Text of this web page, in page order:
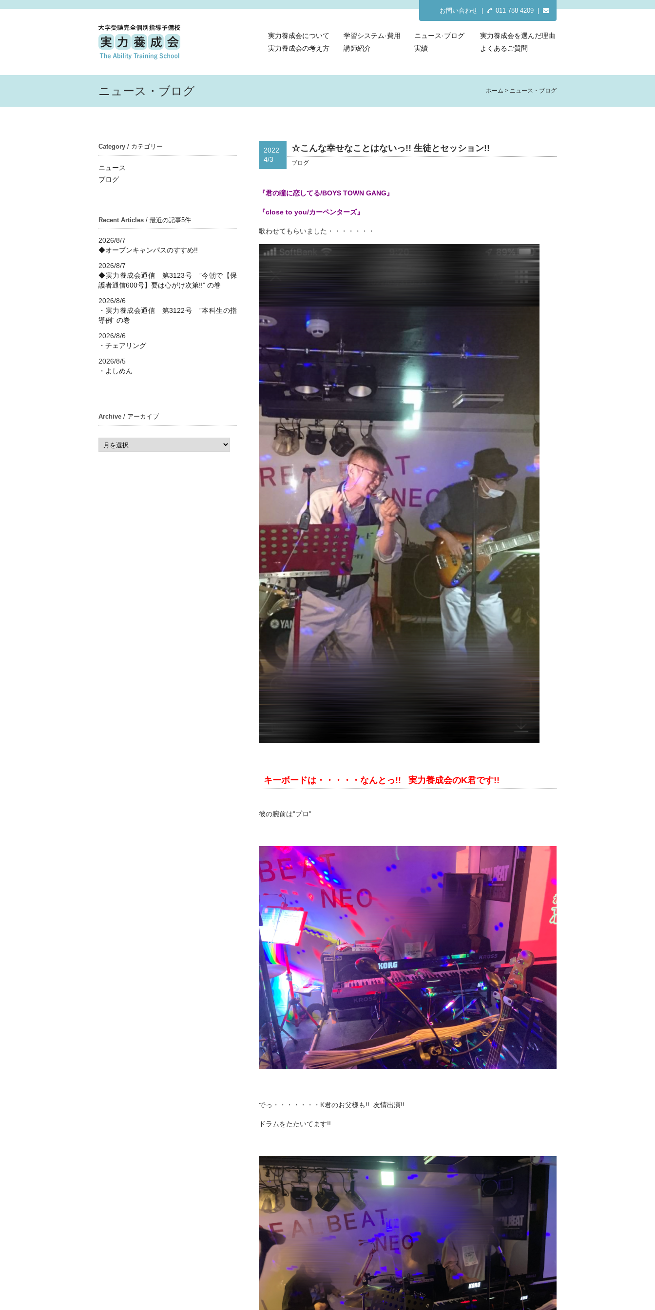
お問い合わせ 011-788-4209 |
実力養成会について 学習システム·費用 ニュース·ブログ
実力養成会を選んだ理由
実力養成会の考え方
講師紹介 実績 よくあるご質問
ニュース・ブログ ホーム ニュース・ブログ
Category / カテゴリー
ニュース
ブログ
Recent Articles / 最近の記事5件
2026/8/7
◆オープンキャンパスのすすめ!!
2026/8/7
◆実力養成会通信 第3123号 ”今朝で【保
護者通信600号】要は心がけ次第!!” の巻
2026/8/6
・実力養成会通信 第3122号 ”本科生の指
導例” の巻
2026/8/6
・チェアリング
2026/8/5
・よしめん
Archive / アーカイブ
2022
4/3
☆こんな幸せなことはないっ!! 生徒とセッション!!
ブログ
『君の瞳に恋してる/BOYS TOWN GANG』
『close to you/カーペンターズ』
歌わせてもらいました・・・・・・・
キーボードは・・・・・なんとっ!! 実力養成会のK君です!!
彼の腕前は”プロ”
でっ・・・・・・・K君のお父様も!! 友情出演!!
ドラムをたたいてます!!